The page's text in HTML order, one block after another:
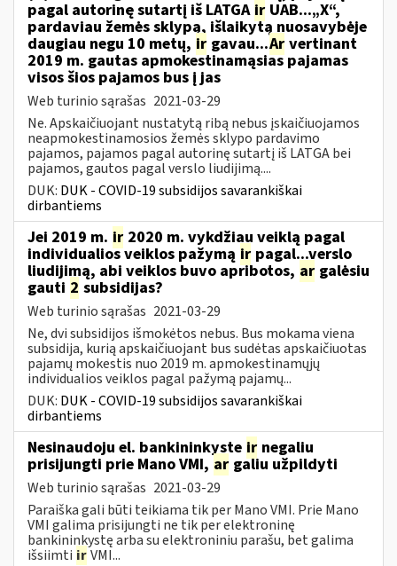
pagal autorinę sutartį iš LATGA ir UAB...„X“,
pardaviau žemės sklypą, išlaikytą nuosavybėje
daugiau negu 10 metų, ir gavau...Ar vertinant
2019 m. gautas apmokestinamąsias pajamas
visos šios pajamos bus į jas
Web turinio sąrašas 2021-03-29
Ne. Apskaičiuojant nustatytą ribą nebus įskaičiuojamos
neapmokestinamosios žemės sklypo pardavimo
pajamos, pajamos pagal autorinę sutartį iš LATGA bei
pajamos, gautos pagal verslo liudijimą....
DUK: DUK - COVID-19 subsidijos savarankiškai
dirbantiems
Jei 2019 m. ir 2020 m. vykdžiau veiklą pagal
individualios veiklos pažymą ir pagal...verslo
liudijimą, abi veiklos buvo apribotos, ar galėsiu
gauti 2 subsidijas?
Web turinio sąrašas 2021-03-29
Ne, dvi subsidijos išmokėtos nebus. Bus mokama viena
subsidija, kurią apskaičiuojant bus sudėtas apskaičiuotas
pajamų mokestis nuo 2019 m. apmokestinamųjų
individualios veiklos pagal pažymą pajamų...
DUK: DUK - COVID-19 subsidijos savarankiškai
dirbantiems
Nesinaudoju el. bankininkyste ir negaliu
prisijungti prie Mano VMI, ar galiu užpildyti
Web turinio sąrašas 2021-03-29
Paraiška gali būti teikiama tik per Mano VMI. Prie Mano
VMI galima prisijungti ne tik per elektroninę
bankininkystę arba su elektroniniu parašu, bet galima
išsiimti irVMI...